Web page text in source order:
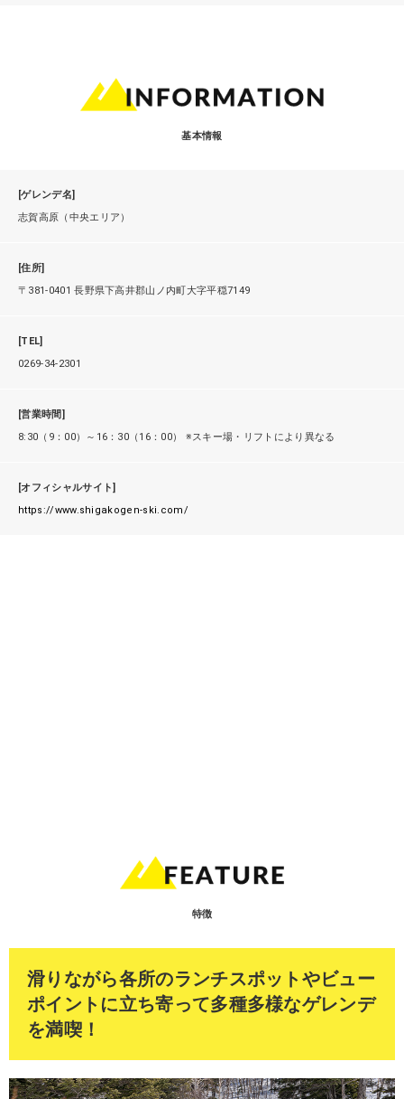
基本情報
[ゲレンデ名]
志賀高原（中央エリア）
[住所]
〒381-0401 長野県下高井郡山ノ内町大字平穏7149
[TEL]
0269-34-2301
[営業時間]
8:30（9：00）～16：30（16：00） ※スキー場・リフトにより異なる
[オフィシャルサイト]
https://www.shigakogen-ski.com/
特徴
滑りながら各所のランチスポットやビュー
ポイントに立ち寄って多種多様なゲレンデ
を満喫！